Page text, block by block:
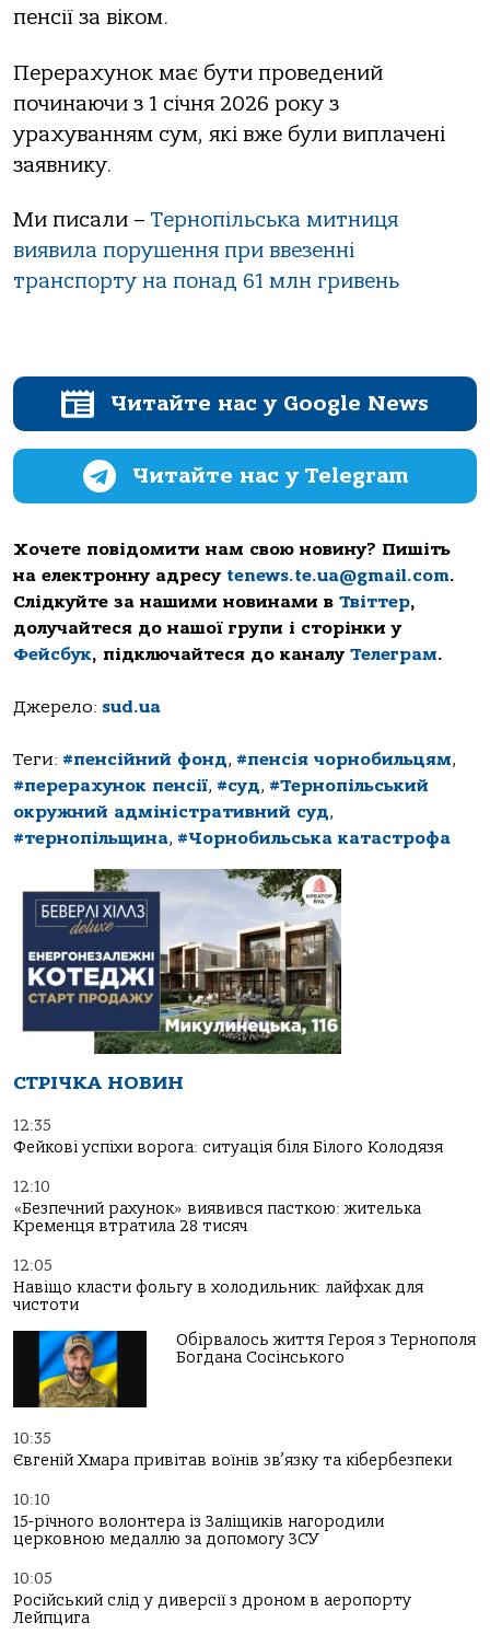
пенсії за віком.
Перерахунок має бути проведений
починаючи з 1 січня 2026 року з
урахуванням сум, які вже були виплачені
заявнику.
Ми писали – Тернопільська митниця
виявила порушення при ввезенні
транспорту на понад 61 млн гривень
Читайте нас у Google News
Читайте нас у Telegram
Хочете повідомити нам свою новину? Пишіть
на електронну адресу tenews.te.ua@gmail.com.
Слідкуйте за нашими новинами в Твіттер,
долучайтеся до нашої групи і сторінки у
Фейсбук, підключайтеся до каналу Телеграм.
Джерело: sud.ua
Теги: #пенсійний фонд, #пенсія чорнобильцям,
#перерахунок пенсії, #суд, #Тернопільський
окружний адміністративний суд,
#тернопільщина, #Чорнобильська катастрофа
СТРІЧКА НОВИН
12:35
Фейкові успіхи ворога: ситуація біля Білого Колодязя
12:10
«Безпечний рахунок» виявився пасткою: жителька
Кременця втратила 28 тисяч
12:05
Навіщо класти фольгу в холодильник: лайфхак для
чистоти
Обірвалось життя Героя з Тернополя
Богдана Сосінського
10:35
Євгеній Хмара привітав воїнів зв’язку та кібербезпеки
10:10
15-річного волонтера із Заліщиків нагородили
церковною медаллю за допомогу ЗСУ
10:05
Російський слід у диверсії з дроном в аеропорту
Лейпцига